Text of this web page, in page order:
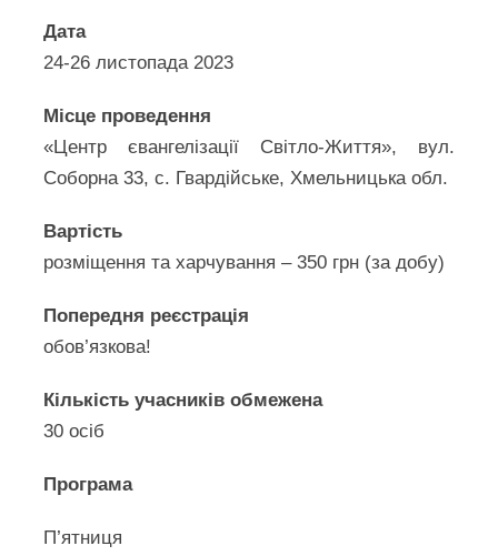
Дата
24-26 листопада 2023
Місце проведення
«Центр євангелізації Світло-Життя», вул.
Соборна 33, с. Гвардійське, Хмельницька обл.
Вартість
розміщення та харчування – 350 грн (за добу)
Попередня реєстрація
обов’язкова!
Кількість учасників обмежена
30 осіб
Програма
П’ятниця